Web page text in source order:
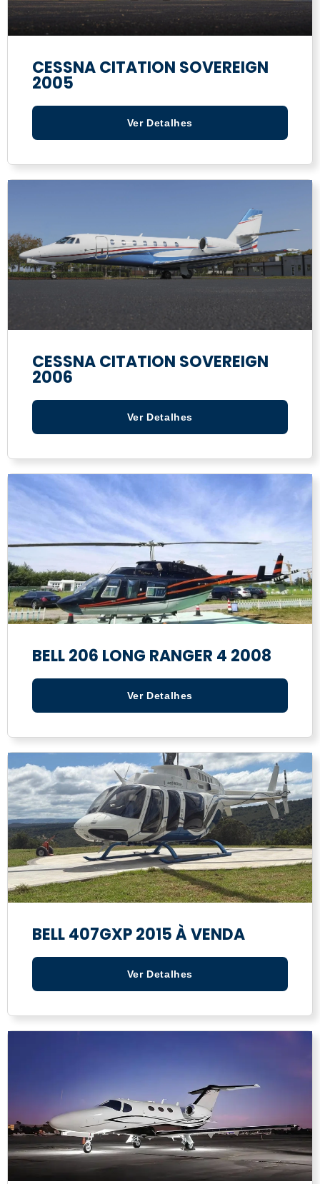
CESSNA CITATION SOVEREIGN
2005
Ver Detalhes
CESSNA CITATION SOVEREIGN
2006
Ver Detalhes
BELL 206 LONG RANGER 4 2008
Ver Detalhes
BELL 407GXP 2015 À VENDA
Ver Detalhes